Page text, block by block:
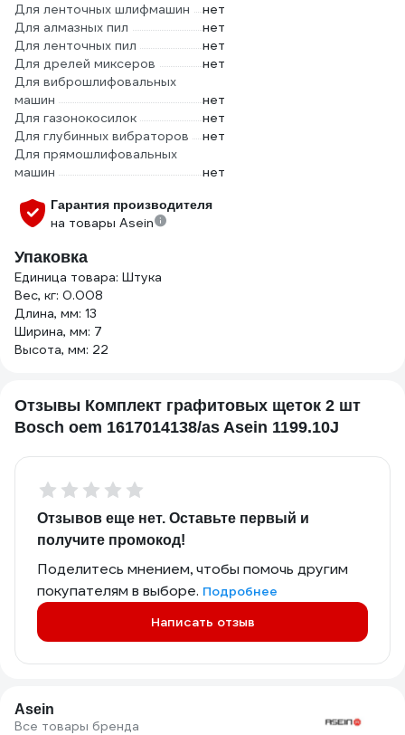
Для ленточных шлифмашин
нет
Для алмазных пил
нет
Для ленточных пил
нет
Для дрелей миксеров
нет
Для виброшлифовальных
машин
нет
Для газонокосилок
нет
Для глубинных вибраторов
нет
Для прямошлифовальных
машин
нет
Гарантия производителя
на товары Asein
Упаковка
Единица товара: Штука
Вес, кг: 0.008
Длина, мм: 13
Ширина, мм: 7
Высота, мм: 22
Отзывы Комплект графитовых щеток 2 шт
Bosch oem 1617014138/as Asein 1199.10J
Отзывов еще нет. Оставьте первый и
получите промокод!
Поделитесь мнением, чтобы помочь другим
покупателям в выборе. Подробнее
Написать отзыв
Asein
Все товары бренда